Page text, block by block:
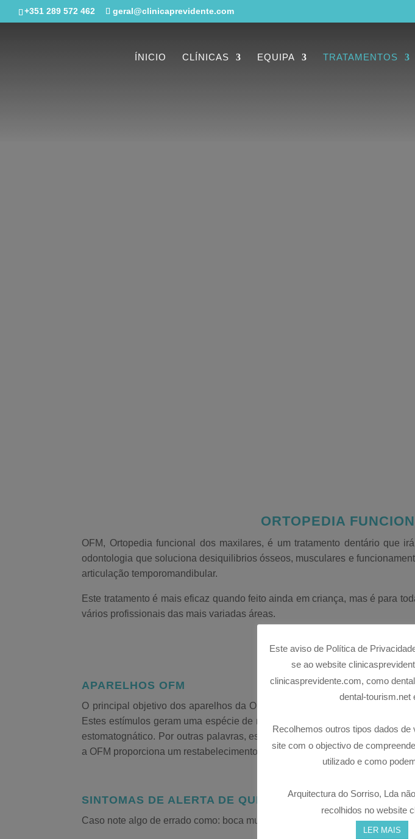
+351 289 572 462 geral@clinicaprevidente.com
ÍNICIO CLÍNICAS EQUIPA TRATAMENTOS
ORTOPEDIA
OFM, Ortopedia funcional dos maxilares, é um tratamento dentário que
odontologia que soluciona desiquilibrios ósseos, musculares e
articulação temporomandibular.
Este tratamento é mais eficaz quando feito ainda em criança, mas é para
vários profissionais das mais variadas áreas.
APARELHOS OFM
O principal objetivo dos aparelhos da Ortopedia funcional dos maxilares
Estes estímulos geram uma espécie de mensagem para o sistema
estomatognático. Por outras palavras, estes aparelhos produzem o
a OFM proporciona um restabelecimento da estética da face e das funções
SINTOMAS DE ALERTA DE QUE PODE PRECISAR DE
Caso note algo de errado como: boca muito para a frente, mordida cruzada
Este aviso de Política de
se ao website
clinicasprevidente.com, como
dental-tourism.net
Recolhemos outros tipos dados
site com o objectivo de
utilizado e como
Arquitectura do Sorriso, Lda
recolhidos no website
LER MAIS